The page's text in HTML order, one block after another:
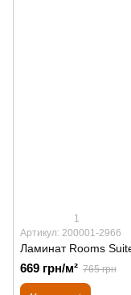
1
Артикул: 200001-2966
Ламинат Rooms
669 грн/м² 765 грн